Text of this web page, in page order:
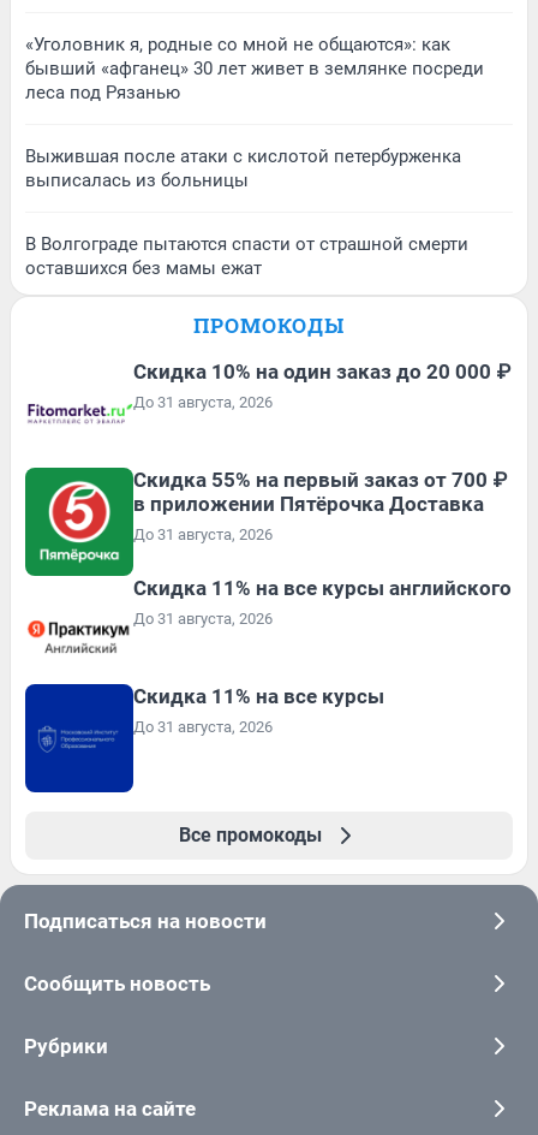
«Уголовник я, родные со мной не общаются»: как
бывший «афганец» 30 лет живет в землянке посреди
леса под Рязанью
Выжившая после атаки с кислотой петербурженка
выписалась из больницы
В Волгограде пытаются спасти от страшной смерти
оставшихся без мамы ежат
ПРОМОКОДЫ
Скидка 10% на один заказ до 20 000 ₽
До 31 августа, 2026
Скидка 55% на первый заказ от 700 ₽
в приложении Пятёрочка Доставка
До 31 августа, 2026
Скидка 11% на все курсы английского
До 31 августа, 2026
Скидка 11% на все курсы
До 31 августа, 2026
Все промокоды
Подписаться на новости
Сообщить новость
Рубрики
Реклама на сайте